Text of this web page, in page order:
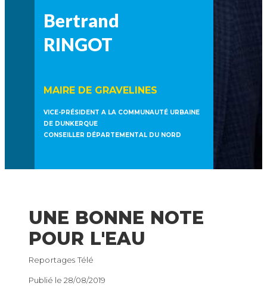
Bertrand
RINGOT
MAIRE DE GRAVELINES
VICE-PRÉSIDENT A LA COMMUNAUTÉ URBAINE
DE DUNKERQUE
CONSEILLER DÉPARTEMENTAL DU NORD
UNE BONNE NOTE
POUR L'EAU
Reportages Télé
Publié le 28/08/2019